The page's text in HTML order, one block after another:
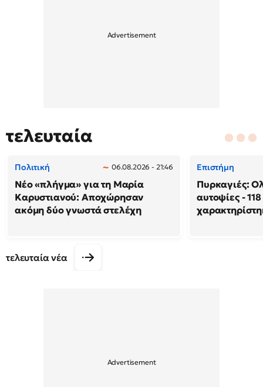
τελευταία
Πολιτική 06.08.2026 - 21:46
Νέο «πλήγμα» για τη Μαρία
Καρυστιανού: Αποχώρησαν
ακόμη δύο γνωστά στελέχη
Επιστήμη
Πυρκαγιές:
αυτοψίες - 118
τελευταία νέα